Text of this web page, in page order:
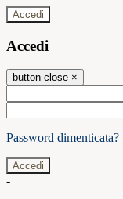
Accedi
Accedi
button close ×
Password dimenticata?
-